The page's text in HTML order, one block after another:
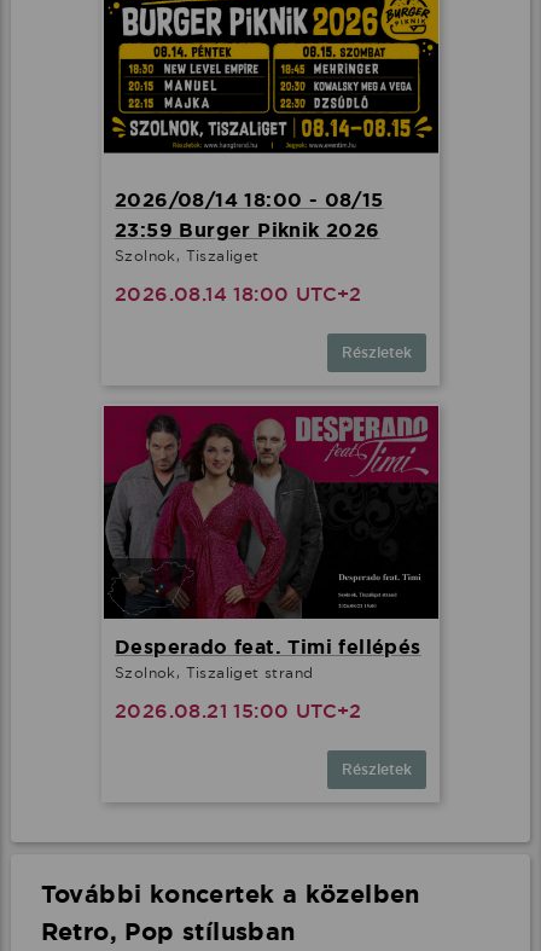
2026/08/14 18:00 - 08/15
23:59 Burger Piknik 2026
Szolnok, Tiszaliget
2026.08.14 18:00 UTC+2
Részletek
Desperado feat. Timi fellépés
Szolnok, Tiszaliget strand
2026.08.21 15:00 UTC+2
Részletek
További koncertek a közelben
Retro, Pop stílusban